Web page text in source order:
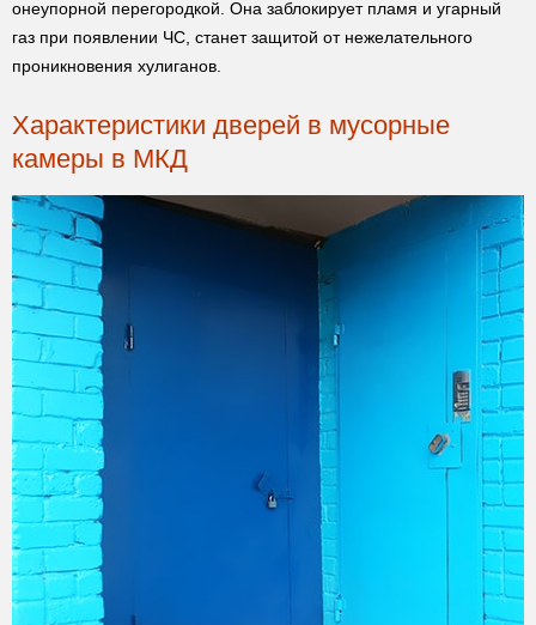
онеупорной перегородкой. Она заблокирует пламя и угарный
газ при появлении ЧС, станет защитой от нежелательного
проникновения хулиганов.
Характеристики дверей в мусорные
камеры в МКД